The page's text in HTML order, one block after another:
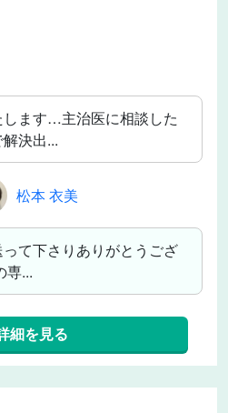
ます…主治医に相談した
決出...
松本 衣美
て下さりありがとうござ
専...
細を見る